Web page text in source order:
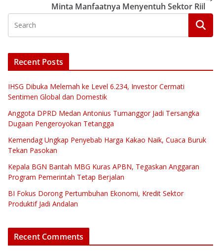
Minta Manfaatnya Menyentuh Sektor Riil
Recent Posts
IHSG Dibuka Melemah ke Level 6.234, Investor Cermati
Sentimen Global dan Domestik
Anggota DPRD Medan Antonius Tumanggor Jadi Tersangka
Dugaan Pengeroyokan Tetangga
Kemendag Ungkap Penyebab Harga Kakao Naik, Cuaca Buruk
Tekan Pasokan
Kepala BGN Bantah MBG Kuras APBN, Tegaskan Anggaran
Program Pemerintah Tetap Berjalan
BI Fokus Dorong Pertumbuhan Ekonomi, Kredit Sektor
Produktif Jadi Andalan
Recent Comments